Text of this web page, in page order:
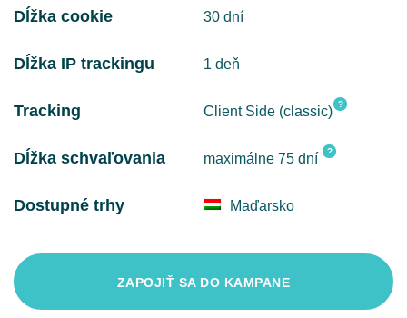
Dĺžka cookie 30 dní
Dĺžka IP trackingu 1 deň
Tracking Client Side (classic) ?
Dĺžka schvaľovania maximálne 75 dní ?
Dostupné trhy Maďarsko
ZAPOJIŤ SA DO KAMPANE